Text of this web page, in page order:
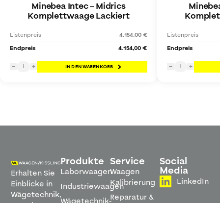
Minebea Intec–Midrics
Komplettwaage Lackiert
Listenpreis
4.154,00 €
Endpreis
4.154,00 €
− 1 + IN DEN WARENKORB
Listenpreis
Endpreis
− 1 +
Erhalten Sie
Einblicke in
Wägetechnik,
Produkte
Laborwaagen
Industriewaagen
Service
Waagen
Kalibrierung
Reparatur &
Social
Media
LinkedIn